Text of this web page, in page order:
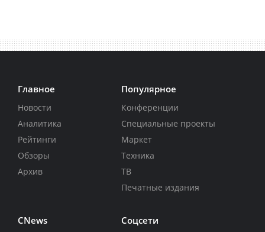
Главное
Новости
Аналитика
Рейтинги
Обзоры
Архив
Популярное
Конференции
Специальные проекты
Маркет
Техника
ТВ
Печатные издания
CNews Соцсети